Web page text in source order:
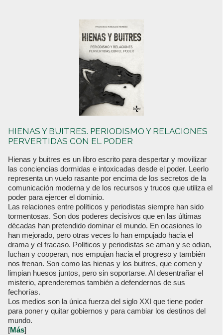
HIENAS Y BUITRES. PERIODISMO Y RELACIONES
PERVERTIDAS CON EL PODER
Hienas y buitres es un libro escrito para despertar y movilizar
las conciencias dormidas e intoxicadas desde el poder. Leerlo
representa un vuelo rasante por encima de los secretos de la
comunicación moderna y de los recursos y trucos que utiliza el
poder para ejercer el dominio.
Las relaciones entre políticos y periodistas siempre han sido
tormentosas. Son dos poderes decisivos que en las últimas
décadas han pretendido dominar el mundo. En ocasiones lo
han mejorado, pero otras veces lo han empujado hacia el
drama y el fracaso. Políticos y periodistas se aman y se odian,
luchan y cooperan, nos empujan hacia el progreso y también
nos frenan. Son como las hienas y los buitres, que comen y
limpian huesos juntos, pero sin soportarse. Al desentrañar el
misterio, aprenderemos también a defendernos de sus
fechorías.
Los medios son la única fuerza del siglo XXI que tiene poder
para poner y quitar gobiernos y para cambiar los destinos del
mundo.
[Más]